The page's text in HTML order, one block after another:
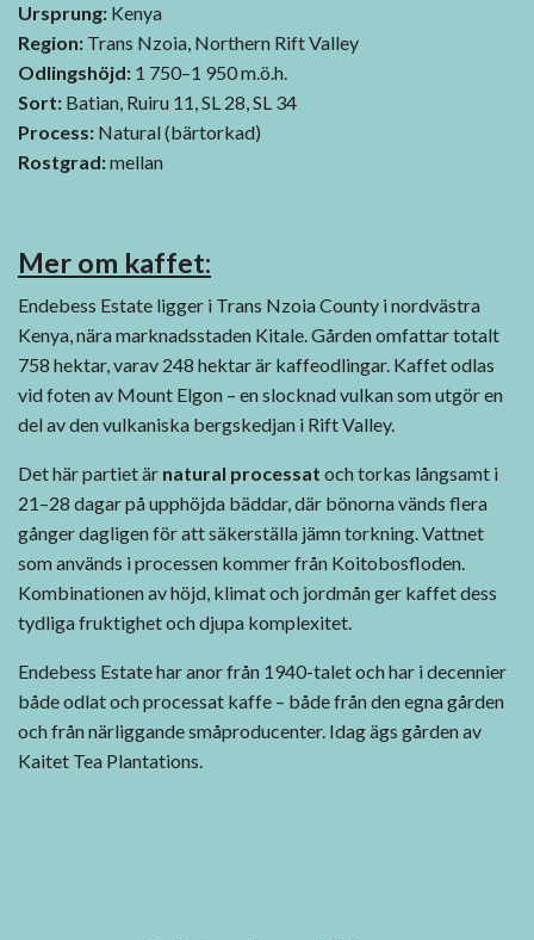
Ursprung: Kenya
Region: Trans Nzoia, Northern Rift Valley
Odlingshöjd: 1 750–1 950 m.ö.h.
Sort: Batian, Ruiru 11, SL 28, SL 34
Process: Natural (bärtorkad)
Rostgrad:mellan
Mer om kaffet:
Endebess Estate ligger i Trans Nzoia County i nordvästra
Kenya, nära marknadsstaden Kitale. Gården omfattar totalt
758 hektar, varav 248 hektar är kaffeodlingar. Kaffet odlas
vid foten av Mount Elgon – en slocknad vulkan som utgör en
del av den vulkaniska bergskedjan i Rift Valley.
Det här partiet är natural processat och torkas långsamt i
21–28 dagar på upphöjda bäddar, där bönorna vänds flera
gånger dagligen för att säkerställa jämn torkning. Vattnet
som används i processen kommer från Koitobosfloden.
Kombinationen av höjd, klimat och jordmån ger kaffet dess
tydliga fruktighet och djupa komplexitet.
Endebess Estate har anor från 1940-talet och har i decennier
både odlat och processat kaffe – både från den egna gården
och från närliggande småproducenter. Idag ägs gården av
Kaitet Tea Plantations.